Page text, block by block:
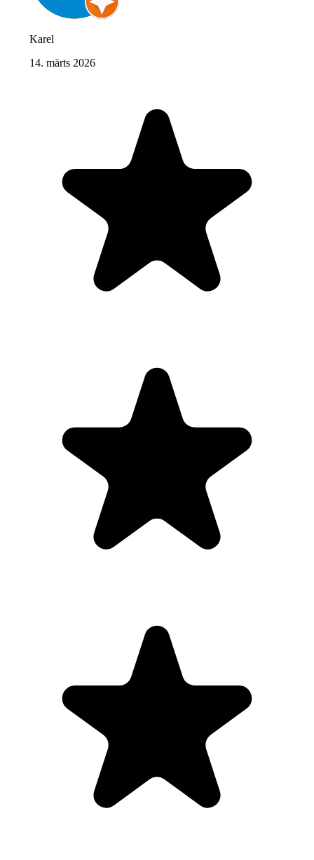
Karel
14. märts 2026